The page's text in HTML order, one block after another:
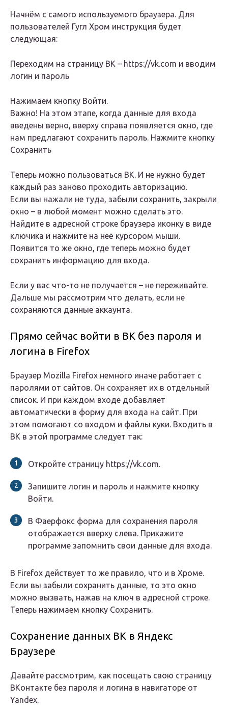
Начнём с самого используемого браузера. Для
пользователей Гугл Хром инструкция будет
следующая:
Переходим на страницу ВК – https://vk.com и вводим
логин и пароль
Нажимаем кнопку Войти.
Важно! На этом этапе, когда данные для входа
введены верно, вверху справа появляется окно, где
нам предлагают сохранить пароль. Нажмите кнопку
Сохранить
Теперь можно пользоваться ВК. И не нужно будет
каждый раз заново проходить авторизацию.
Если вы нажали не туда, забыли сохранить, закрыли
окно – в любой момент можно сделать это.
Найдите в адресной строке браузера иконку в виде
ключика и нажмите на неё курсором мыши.
Появится то же окно, где теперь можно будет
сохранить информацию для входа.
Если у вас что-то не получается – не переживайте.
Дальше мы рассмотрим что делать, если не
сохраняются данные аккаунта.
Прямо сейчас войти в ВК без пароля и
логина в Firefox
Браузер Mozilla Firefox немного иначе работает с
паролями от сайтов. Он сохраняет их в отдельный
список. И при каждом входе добавляет
автоматически в форму для входа на сайт. При
этом помогают со входом и файлы куки. Входить в
ВК в этой программе следует так:
Откройте страницу https://vk.com.
Запишите логин и пароль и нажмите кнопку
Войти.
В Фаерфокс форма для сохранения пароля
отображается вверху слева. Прикажите
программе запомнить свои данные для входа.
В Firefox действует то же правило, что и в Хроме.
Если вы забыли сохранить данные, то это окно
можно вызвать, нажав на ключ в адресной строке.
Теперь нажимаем кнопку Сохранить.
Сохранение данных ВК в Яндекс
Браузере
Давайте рассмотрим, как посещать свою страницу
ВКонтакте без пароля и логина в навигаторе от
Yandex.